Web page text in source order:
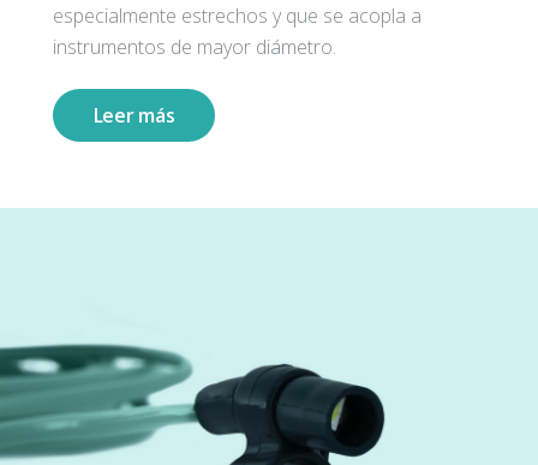
especialmente estrechos y que se acopla a
instrumentos de mayor diámetro.
Leer más